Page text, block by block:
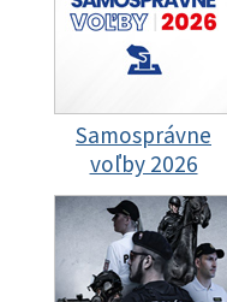
Samosprávne
voľby 2026